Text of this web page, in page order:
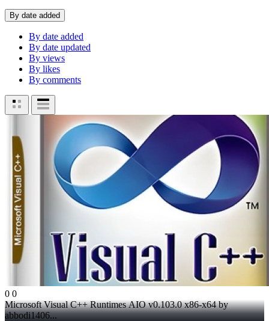
By date added
By date added
By date updated
By views
By likes
By comments
0 0
Microsoft Visual C++ Runtimes AIO v0.103.0 x86-x64 by
abbodi1406...